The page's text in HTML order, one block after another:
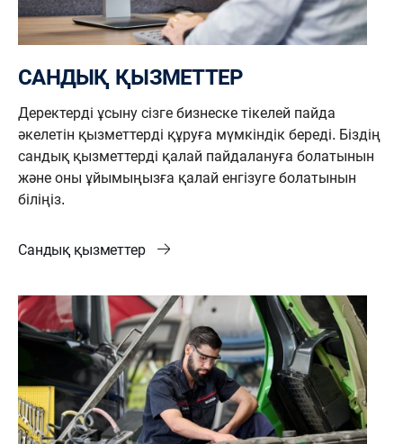
САНДЫҚ ҚЫЗМЕТТЕР
Деректерді ұсыну сізге бизнеске тікелей пайда
әкелетін қызметтерді құруға мүмкіндік береді. Біздің
сандық қызметтерді қалай пайдалануға болатынын
және оны ұйымыңызға қалай енгізуге болатынын
біліңіз.
Сандық қызметтер